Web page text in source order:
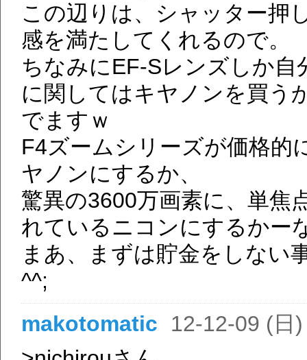
この辺りは、シャッター押
感を満たしてくれるので。
ちなみにEF-Sレンズしか
に関してはキヤノンを買う
でますｗ
F4ズームシリーズが価格的
ヤノンにするか、
驚異の3600万画素に、単焦
れているニコンにするかー
まあ、まずは貯金をしない
^^;
makotomatic
12-12-09 (日